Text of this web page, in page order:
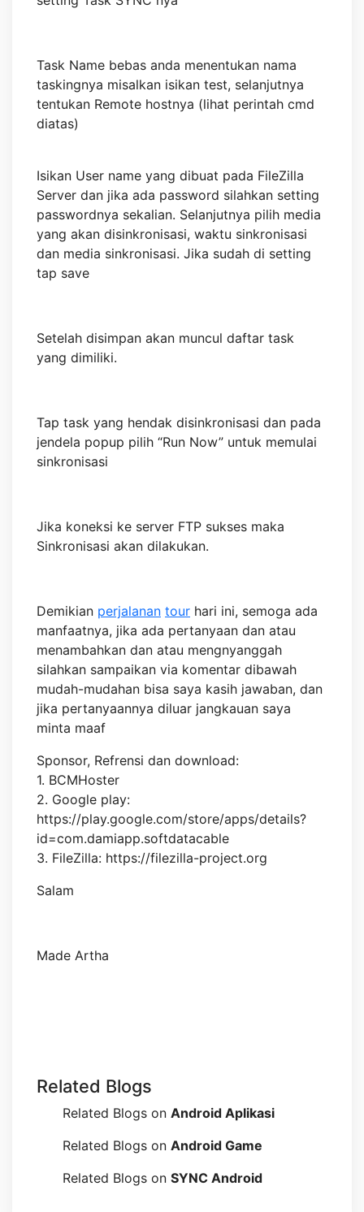
Task Name bebas anda menentukan nama
taskingnya misalkan isikan test, selanjutnya
tentukan Remote hostnya (lihat perintah cmd
diatas)
Isikan User name yang dibuat pada FileZilla
Server dan jika ada password silahkan setting
passwordnya sekalian. Selanjutnya pilih media
yang akan disinkronisasi, waktu sinkronisasi
dan media sinkronisasi. Jika sudah di setting
tap save
Setelah disimpan akan muncul daftar task
yang dimiliki.
Tap task yang hendak disinkronisasi dan pada
jendela popup pilih “Run Now” untuk memulai
sinkronisasi
Jika koneksi ke server FTP sukses maka
Sinkronisasi akan dilakukan.
Demikian perjalanan tour hari ini, semoga ada
manfaatnya, jika ada pertanyaan dan atau
menambahkan dan atau mengnyanggah
silahkan sampaikan via komentar dibawah
mudah-mudahan bisa saya kasih jawaban, dan
jika pertanyaannya diluar jangkauan saya
minta maaf
Sponsor, Refrensi dan download:
1. BCMHoster
2. Google play:
https://play.google.com/store/apps/details?
id=com.damiapp.softdatacable
3. FileZilla: https://filezilla-project.org
Salam
Made Artha
Related Blogs
Related Blogs on Android Aplikasi
Related Blogs on Android Game
Related Blogs on SYNC Android